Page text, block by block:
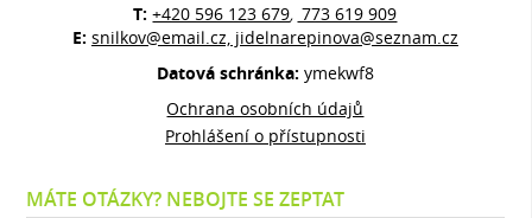
T:+420 596 123 679, 773 619 909
E: snilkov@email.cz, jidelnarepinova@seznam.cz
Datová schránka: ymekwf8
Ochrana osobních údajů
Prohlášení o přístupnosti
MÁTE OTÁZKY? NEBOJTE SE ZEPTAT